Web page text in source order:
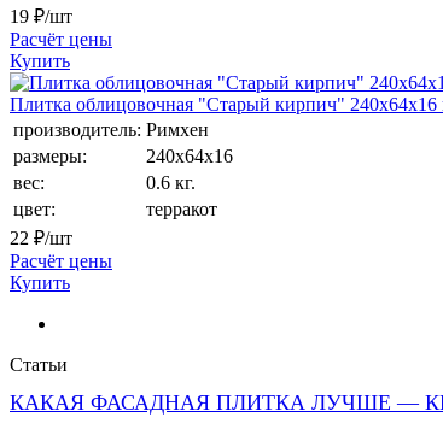
19 ₽/шт
Расчёт цены
Купить
Плитка облицовочная "Старый кирпич" 240x64x16
производитель: Римхен
размеры:
240х64x16
вес:
0.6 кг.
цвет:
терракот
22 ₽/шт
Расчёт цены
Купить
Статьи
КАКАЯ ФАСАДНАЯ ПЛИТКА ЛУЧШЕ —